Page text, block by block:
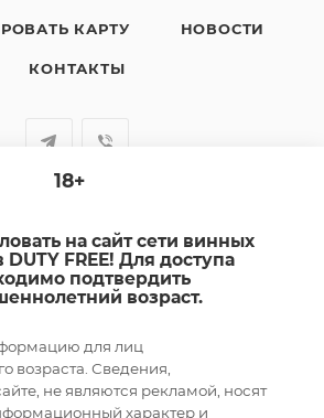
КАРТУ НОВОСТИ
КОНТАКТЫ
online.ru
ул. Шагова, д. 221, кв. 24
НА РАССЫЛКУ
18+
на сайт сети винных
DUTY FREE! Для доступа
подтвердить
возраст.
для лиц
возраста. Сведения,
не являются рекламой, носят
характер и